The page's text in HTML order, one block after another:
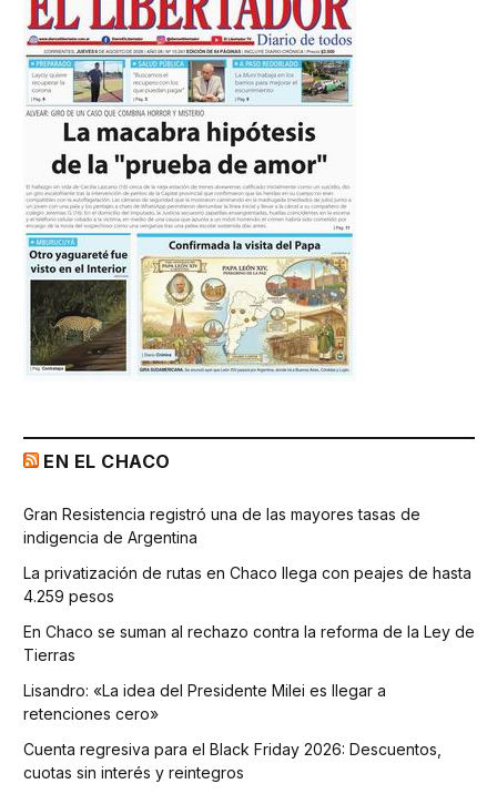
EN EL CHACO
Gran Resistencia registró una de las mayores tasas de
indigencia de Argentina
La privatización de rutas en Chaco llega con peajes de hasta
4.259 pesos
En Chaco se suman al rechazo contra la reforma de la Ley de
Tierras
Lisandro: «La idea del Presidente Milei es llegar a
retenciones cero»
Cuenta regresiva para el Black Friday 2026: Descuentos,
cuotas sin interés y reintegros